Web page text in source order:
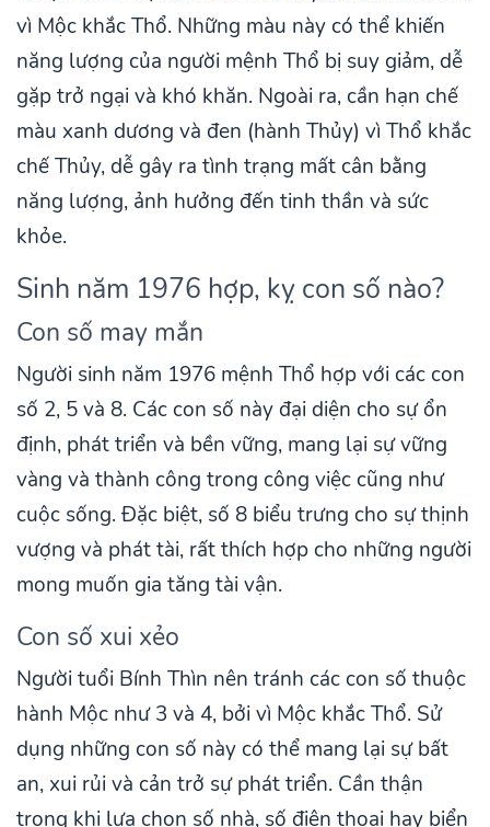
vì Mộc khắc Thổ. Những màu này có thể khiến
năng lượng của người mệnh Thổ bị suy giảm, dễ
gặp trở ngại và khó khăn. Ngoài ra, cần hạn chế
màu xanh dương và đen (hành Thủy) vì Thổ khắc
chế Thủy, dễ gây ra tình trạng mất cân bằng
năng lượng, ảnh hưởng đến tinh thần và sức
khỏe.
Sinh năm 1976 hợp, kỵ con số nào?
Con số may mắn
Người sinh năm 1976 mệnh Thổ hợp với các con
số 2, 5 và 8. Các con số này đại diện cho sự ổn
định, phát triển và bền vững, mang lại sự vững
vàng và thành công trong công việc cũng như
cuộc sống. Đặc biệt, số 8 biểu trưng cho sự thịnh
vượng và phát tài, rất thích hợp cho những người
mong muốn gia tăng tài vận.
Con số xui xẻo
Người tuổi Bính Thìn nên tránh các con số thuộc
hành Mộc như 3 và 4, bởi vì Mộc khắc Thổ. Sử
dụng những con số này có thể mang lại sự bất
an, xui rủi và cản trở sự phát triển. Cần thận
trọng khi lựa chọn số nhà, số điện thoại hay biển